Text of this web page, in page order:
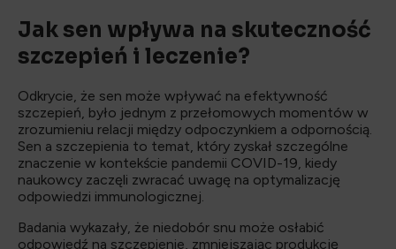
Jak sen wpływa na skuteczność
szczepień i leczenie?
Odkrycie, że sen może wpływać na efektywność
szczepień, było jednym z przełomowych momentów w
zrozumieniu relacji między odpoczynkiem a odpornością.
Sen a szczepienia to temat, który zyskał szczególne
znaczenie w kontekście pandemii COVID-19, kiedy
naukowcy zaczęli zwracać uwagę na optymalizację
odpowiedzi immunologicznej.
Badania wykazały, że niedobór snu może osłabić
odpowiedź na szczepienie, zmniejszając produkcję